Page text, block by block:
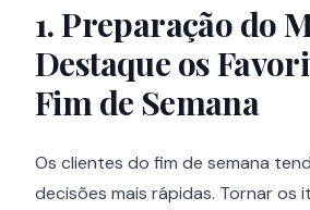
1. Preparação do
Destaque os
Fim de Semana
Os clientes do fim de semana
decisões mais rápidas. Tornar os